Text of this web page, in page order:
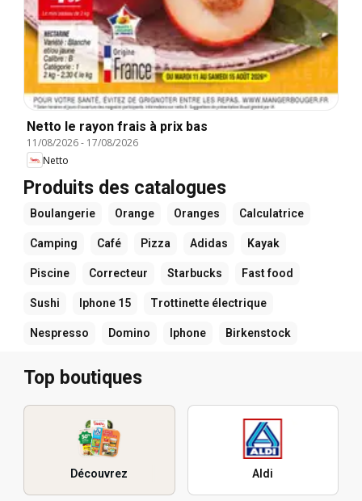
Netto le rayon frais à prix bas
11/08/2026- 17/08/2026
Netto
Produits des catalogues
Boulangerie Orange Oranges Calculatrice
Camping Café Pizza Adidas Kayak
Piscine Correcteur Starbucks Fast food
Sushi Iphone 15 Trottinette électrique
Nespresso Domino Iphone Birkenstock
Top boutiques
Découvrez Aldi